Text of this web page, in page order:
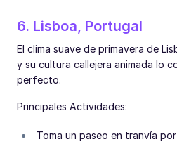
6. Lisboa, Portugal
El clima suave de primavera de
y su cultura callejera animada lo
perfecto.
Principales Actividades:
Toma un paseo en tranvía